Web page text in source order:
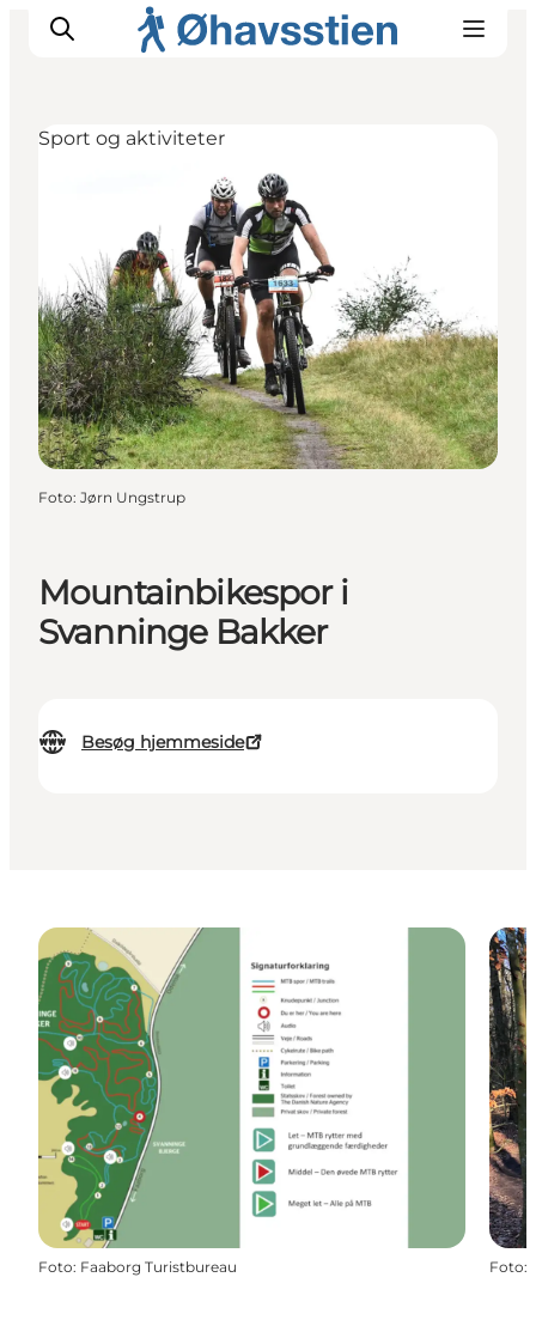
Vandreruter
Planlægning
Mountainbikespor i
Svanninge Bakker
Besøg hjemmeside
Sport og aktiviteter
Foto: Jørn Ungstrup
Foto: Faaborg Turistbureau Foto: